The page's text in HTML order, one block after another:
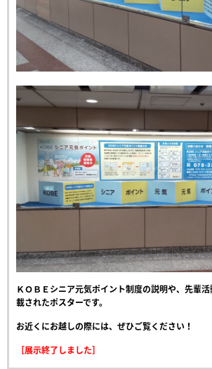
ＫＯＢＥシニア元気ポイント制度の説明や、先輩
載されたポスターです。
お近くにお越しの際には、ぜひご覧ください！
［展示終了しました］